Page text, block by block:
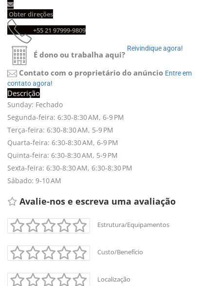
Obter direções
+55 21 97999-9809
É dono ou trabalha aqui?
Reivindique agora!
Contato com o proprietário do anúncio Entre em
contato agora!
Descrição
Sunday: Fechado
Segunda-feira: 6:30-8:30 AM, 6-9 PM
Terça-feira: 6:30-8:30 AM, 5-9 PM
Quarta-feira: 6:30-8:30 AM, 6-9 PM
Quinta-feira: 6:30-8:30 AM, 5-9 PM
Sexta-feira: 6:30-8:30 AM, 6:30-8:30 PM
Sábado: 9-10 AM
Avalie-nos e escreva uma avaliação
Estrutura/Equipamentos
Custo/Benefício
Localização